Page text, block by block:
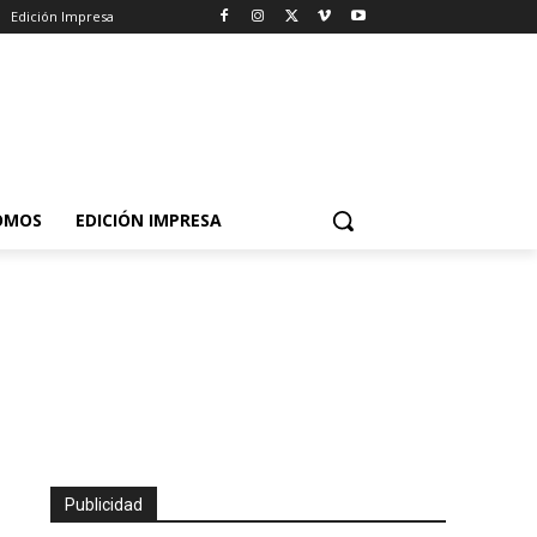
Edición Impresa
EDICIÓN IMPRESA
Publicidad